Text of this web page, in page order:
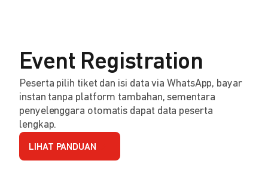
Event Registration
Peserta pilih tiket dan isi data via WhatsApp, bayar
instan tanpa platform tambahan, sementara
penyelenggara otomatis dapat data peserta
lengkap.
LIHAT PANDUAN